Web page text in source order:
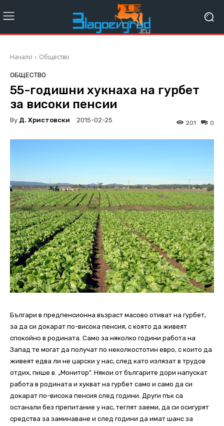
Начало Общество
ОБЩЕСТВО
55-годишни хукнаха на гурбет
за високи пенсии
By Д. Христовски 2015-02-25 0
201
Българи в предпенсионна възраст масово отиват на гурбет,
за да си докарат по-висока пенсия, с която да живеят
спокойно в родината. Само за няколко години работа на
Запад те могат да получат по неколкостотин евро, с които да
живеят едва ли не царски у нас, след като излязат в трудов
отдих, пише в. „Монитор”. Някои от българите дори напускат
работа в родината и хукват на гурбет само и само да си
докарат по-висока пенсия след години. Други пък са
останали без препитание у нас, теглят заеми, да си осигурят
средства за заминаване и след години да имат шанс за